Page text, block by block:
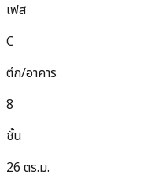
เฟส
C
ตึก/อาคาร
8
ชั้น
26 ตร.ม.